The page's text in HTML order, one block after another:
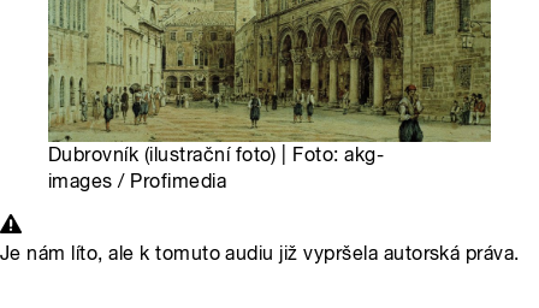
Dubrovník (ilustrační foto) | Foto: akg-
images / Profimedia
Je nám líto, ale k tomuto audiu již vypršela autorská práva.